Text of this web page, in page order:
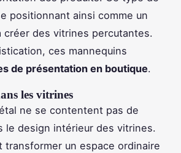
positionnant ainsi comme un
des vitrines percutantes.
ces mannequins
de présentation en boutique.
les vitrines
ne se contentent pas de
le design intérieur des vitrines.
un espace ordinaire